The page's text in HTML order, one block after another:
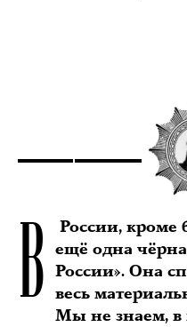
В
России, кроме
ещё одна
России». Она
весь
Мы не знаем, в